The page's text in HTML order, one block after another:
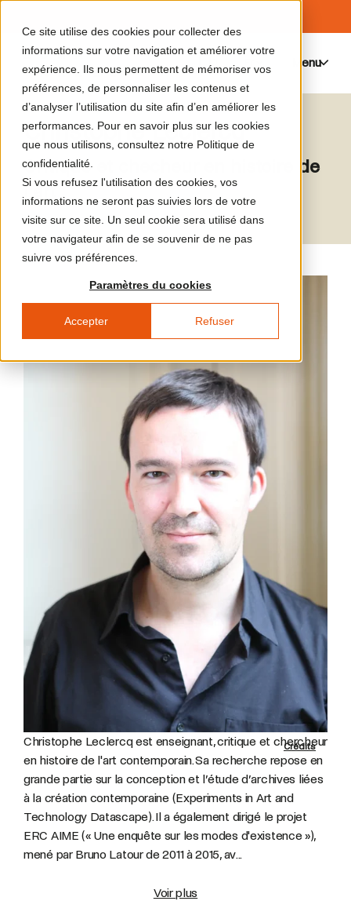
Ce site utilise des cookies pour collecter des
informations sur votre navigation et améliorer votre
expérience. Ils nous permettent de mémoriser vos
préférences, de personnaliser les contenus et
d’analyser l’utilisation du site afin d’en améliorer les
performances. Pour en savoir plus sur les cookies
que nous utilisons, consultez notre Politique de
confidentialité.
Si vous refusez l'utilisation des cookies, vos
informations ne seront pas suivies lors de votre
visite sur ce site. Un seul cookie sera utilisé dans
votre navigateur afin de se souvenir de ne pas
suivre vos préférences.
Paramètres du cookies
Accepter Refuser
Menu
Christophe Leclercq
Critique et checheur en histoire de
l'art
Crédits
Christophe Leclercq est enseignant, critique et chercheur
en histoire de l'art contemporain. Sa recherche repose en
grande partie sur la conception et l’étude d’archives liées
à la création contemporaine (Experiments in Art and
Technology Datascape). Il a également dirigé le projet
ERC AIME (« Une enquête sur les modes d'existence »),
mené par Bruno Latour de 2011 à 2015, av...
Voir plus